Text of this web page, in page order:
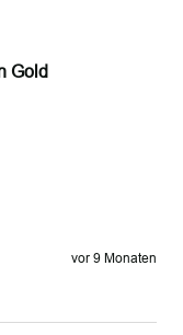
Gold
vor 9 Monaten